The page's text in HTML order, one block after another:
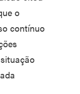
o
contínuo